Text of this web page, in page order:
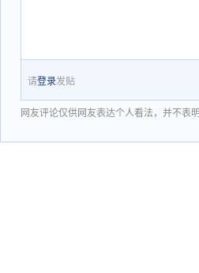
请登录发贴
网友评论仅供网友表达个人看法，并不表